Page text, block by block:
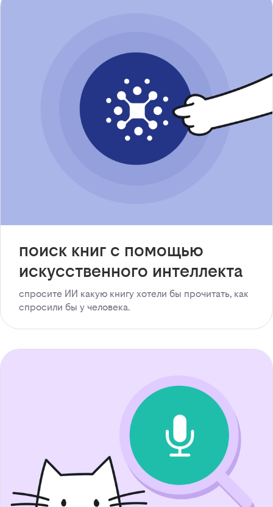
поиск книг с помощью
искусственного интеллекта
спросите ИИ какую книгу хотели бы прочитать, как
спросили бы у человека.